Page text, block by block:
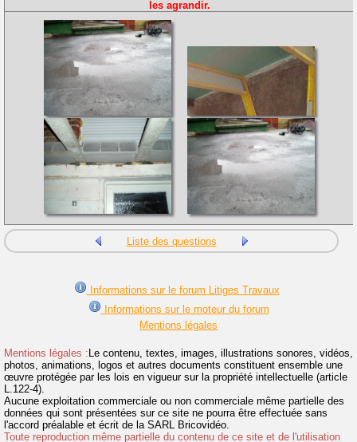
les agrandir.
Liste des questions
Informations sur le forum Litiges Travaux
Informations sur le moteur du forum
Mentions légales
Mentions légales : Le contenu, textes, images, illustrations sonores, vidéos,
photos, animations, logos et autres documents constituent ensemble une
œuvre protégée par les lois en vigueur sur la propriété intellectuelle (article
L.122-4).
Aucune exploitation commerciale ou non commerciale même partielle des
données qui sont présentées sur ce site ne pourra être effectuée sans
l'accord préalable et écrit de la SARL Bricovidéo.
Toute reproduction même partielle du contenu de ce site et de l'utilisation